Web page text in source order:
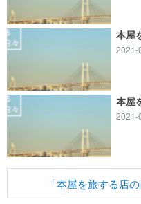
本屋
2021-
本屋
2021-
「本屋を旅する店